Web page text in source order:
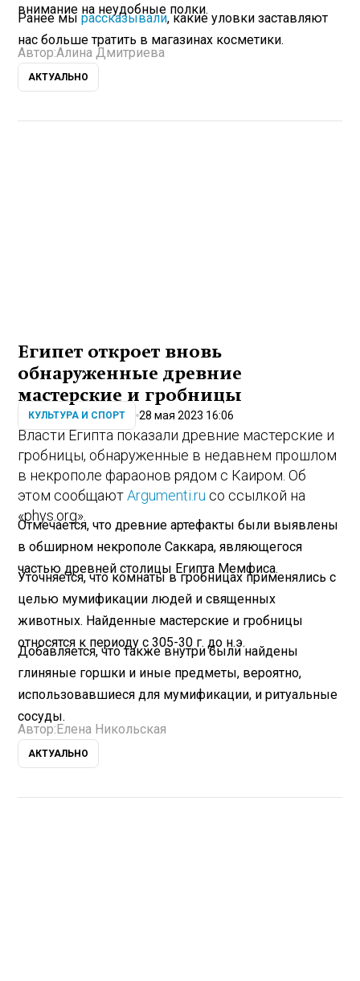
внимание на неудобные полки.
Ранее мырассказывали, какие уловки заставляют
нас больше тратить в магазинах косметики.
Автор:Алина Дмитриева
АКТУАЛЬНО
Египет откроет вновь
обнаруженные древние
мастерские и гробницы
КУЛЬТУРА И СПОРТ 28 мая 2023 16:06
Власти Египта показали древние мастерские и
гробницы, обнаруженные в недавнем прошлом
в некрополе фараонов рядом с Каиром. Об
этом сообщаютArgumenti.ru со ссылкой на
«phys.org».
Отмечается, что древние артефакты были выявлены
в обширном некрополе Саккара, являющегося
частью древней столицы Египта Мемфиса.
Уточняется, что комнаты в гробницах применялись с
целью мумификации людей и священных
животных. Найденные мастерские и гробницы
относятся к периоду с 305-30 г. до н.э.
Добавляется, что также внутри были найдены
глиняные горшки и иные предметы, вероятно,
использовавшиеся для мумификации, и ритуальные
сосуды.
Автор: Елена Никольская
АКТУАЛЬНО